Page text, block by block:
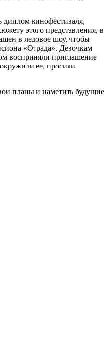
диплом кинофестиваля,
этого представления, в
в ледовое шоу, чтобы
«Отрада». Девочкам
восприняли приглашение
ее, просили
планы и наметить будущие